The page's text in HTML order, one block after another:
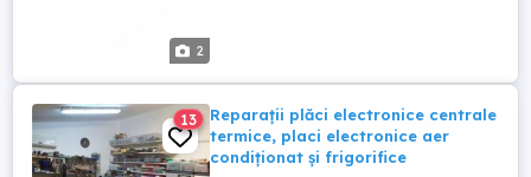
2
13
Reparații plăci electronice centrale
termice, placi electronice aer
condiționat și frigorifice